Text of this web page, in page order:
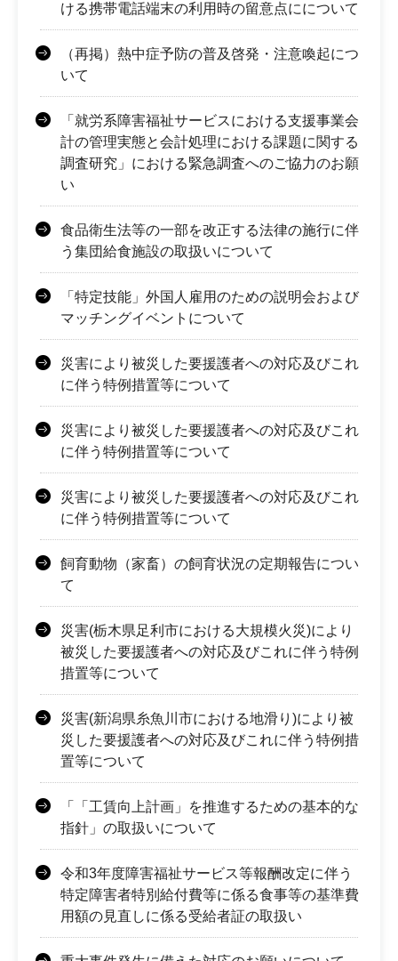
ける携帯電話端末の利用時の留意点にについて
（再掲）熱中症予防の普及啓発・注意喚起につ
いて
「就労系障害福祉サービスにおける支援事業会
計の管理実態と会計処理における課題に関する
調査研究」における緊急調査へのご協力のお願
い
食品衛生法等の一部を改正する法律の施行に伴
う集団給食施設の取扱いについて
「特定技能」外国人雇用のための説明会および
マッチングイベントについて
災害により被災した要援護者への対応及びこれ
に伴う特例措置等について
災害により被災した要援護者への対応及びこれ
に伴う特例措置等について
災害により被災した要援護者への対応及びこれ
に伴う特例措置等について
飼育動物（家畜）の飼育状況の定期報告につい
て
災害(栃木県足利市における大規模火災)により
被災した要援護者への対応及びこれに伴う特例
措置等について
災害(新潟県糸魚川市における地滑り)により被
災した要援護者への対応及びこれに伴う特例措
置等について
「「工賃向上計画」を推進するための基本的な
指針」の取扱いについて
令和3年度障害福祉サービス等報酬改定に伴う
特定障害者特別給付費等に係る食事等の基準費
用額の見直しに係る受給者証の取扱い